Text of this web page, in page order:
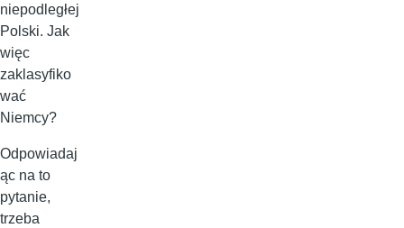
niepodległej
Polski. Jak
więc
zaklasyfiko
wać
Niemcy?
Odpowiadaj
ąc na to
pytanie,
trzeba